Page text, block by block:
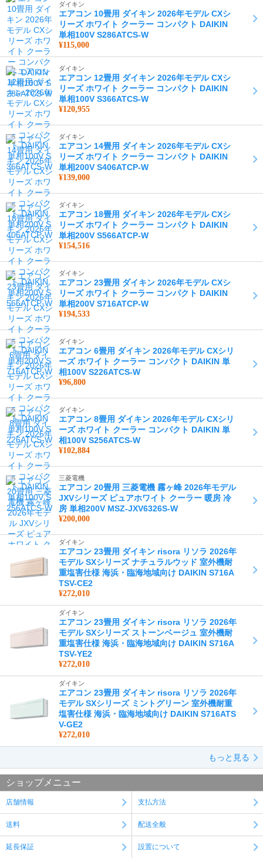
ダイキン
エアコン 10畳用 ダイキン 2026年モデル CXシ
リーズ ホワイト クーラー コンパクト DAIKIN
単相100V S286ATCS-W
¥115,000
ダイキン
エアコン 12畳用 ダイキン 2026年モデル CXシ
リーズ ホワイト クーラー コンパクト DAIKIN
単相100V S366ATCS-W
¥120,955
ダイキン
エアコン 14畳用 ダイキン 2026年モデル CXシ
リーズ ホワイト クーラー コンパクト DAIKIN
単相200V S406ATCP-W
¥139,000
ダイキン
エアコン 18畳用 ダイキン 2026年モデル CXシ
リーズ ホワイト クーラー コンパクト DAIKIN
単相200V S566ATCP-W
¥154,516
ダイキン
エアコン 23畳用 ダイキン 2026年モデル CXシ
リーズ ホワイト クーラー コンパクト DAIKIN
単相200V S716ATCP-W
¥194,533
ダイキン
エアコン 6畳用 ダイキン 2026年モデル CXシリ
ーズ ホワイト クーラー コンパクト DAIKIN 単
相100V S226ATCS-W
¥96,800
ダイキン
エアコン 8畳用 ダイキン 2026年モデル CXシリ
ーズ ホワイト クーラー コンパクト DAIKIN 単
相100V S256ATCS-W
¥102,884
三菱電機
エアコン 20畳用 三菱電機 霧ヶ峰 2026年モデル
JXVシリーズ ピュアホワイト クーラー 暖房 冷
房 単相200V MSZ-JXV6326S-W
¥200,000
ダイキン
エアコン 23畳用 ダイキン risora リソラ 2026年
モデル SXシリーズ ナチュラルウッド 室外機耐
重塩害仕様 海浜・臨海地域向け DAIKIN S716A
TSV-CE2
¥272,010
ダイキン
エアコン 23畳用 ダイキン risora リソラ 2026年
モデル SXシリーズ ストーンベージュ 室外機耐
重塩害仕様 海浜・臨海地域向け DAIKIN S716A
TSV-YE2
¥272,010
ダイキン
エアコン 23畳用 ダイキン risora リソラ 2026年
モデル SXシリーズ ミントグリーン 室外機耐重
塩害仕様 海浜・臨海地域向け DAIKIN S716ATS
V-GE2
¥272,010
もっと見る
ショップメニュー
店舗情報 支払方法
送料 配送全般
延長保証 設置について